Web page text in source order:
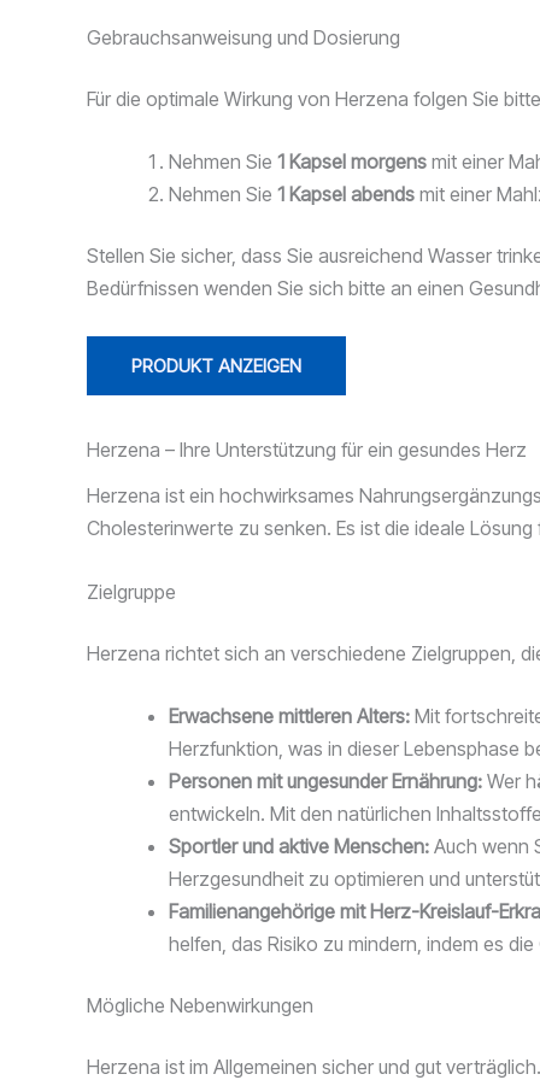
Gebrauchsanweisung und Dosierung
Für die optimale Wirkung von Herzena folgen Sie
Nehmen Sie 1 Kapsel morgens mit einer
Nehmen Sie 1 Kapsel abends mit einer
Stellen Sie sicher, dass Sie ausreichend Wasser
Bedürfnissen wenden Sie sich bitte an einen
PRODUKT ANZEIGEN
Herzena – Ihre Unterstützung für ein gesundes Herz
Herzena ist ein hochwirksames
Cholesterinwerte zu senken. Es ist die ideale
Zielgruppe
Herzena richtet sich an verschiedene Zielgruppen,
Erwachsene mittleren Alters: Mit
Herzfunktion, was in dieser Lebensphase
Personen mit ungesunder Ernährung: Wer
entwickeln. Mit den natürlichen
Sportler und aktive Menschen: Auch wenn
Herzgesundheit zu optimieren und
Familienangehörige mit Herz-Kreislauf-
helfen, das Risiko zu mindern, indem es
Mögliche Nebenwirkungen
Herzena ist im Allgemeinen sicher und gut